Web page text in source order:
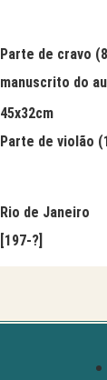
Parte de cravo
manuscrito do
45x32cm
Parte de violão
Rio de Janeiro
[197-?]